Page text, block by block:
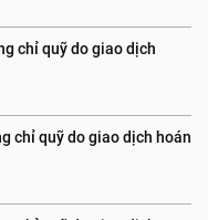
chỉ quỹ do giao dịch
chỉ quỹ do giao dịch hoán